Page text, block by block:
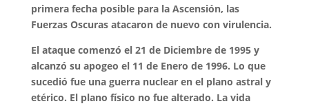
primera fecha posible para la Ascensión, las
Fuerzas Oscuras atacaron de nuevo con virulencia.
El ataque comenzó el 21 de Diciembre de 1995 y
alcanzó su apogeo el 11 de Enero de 1996. Lo que
sucedió fue una guerra nuclear en el plano astral y
etérico. El plano físico no fue alterado. La vida